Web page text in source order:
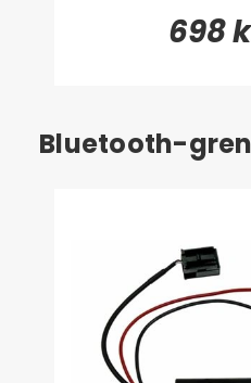
698
Bluetooth-